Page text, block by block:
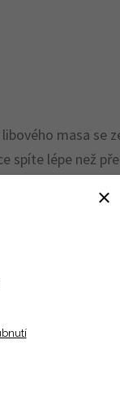
masa se
spíte lépe než
záleží na
generaci
krevního
GLP (glukagon-
jídle se tedy
Po jídle
hřešit a